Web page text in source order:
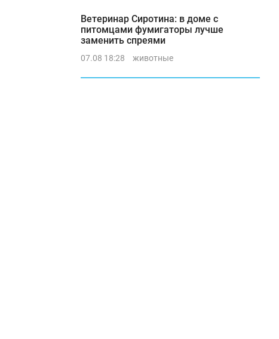
Ветеринар Сиротина: в доме с
питомцами фумигаторы лучше
заменить спреями
07.08 18:28 животные